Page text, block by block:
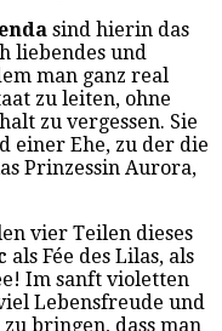
sind hierin das
liebendes und
man ganz real
zu leiten, ohne
zu vergessen. Sie
einer Ehe, zu der die
Prinzessin Aurora,
vier Teilen dieses
als Fée des Lilas, als
Im sanft violetten
Lebensfreude und
bringen, dass man